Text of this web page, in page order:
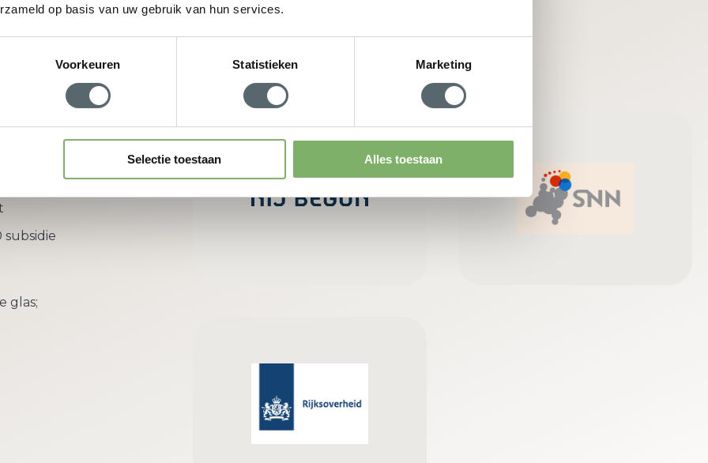
op basis van uw gebruik van hun services.
Voorkeuren Statistieken Marketing
Selectie toestaan Alles toestaan
richt zich
glas;